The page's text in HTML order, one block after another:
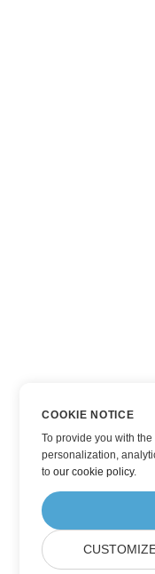
COOKIE NOTICE
To provide you with
personalization,
toour cookie policy.